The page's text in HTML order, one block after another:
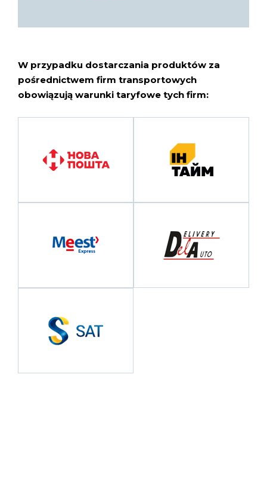
W przypadku dostarczania produktów za
pośrednictwem firm transportowych
obowiązują warunki taryfowe tych firm: